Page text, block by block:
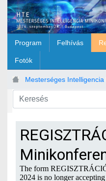
Ugrás a fő tartalomhoz
Program Felhívás
Fotók
Mesterséges